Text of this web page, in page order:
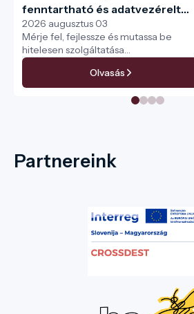
fenntartható és adatvezérelt
turisztikai menedzsment a teljes
turisztikai ökoszisztéma
számára
2026 augusztus 03
Mérje fel, fejlessze és mutassa be
hitelesen szolgáltatása
fenntarthatóságát
Olvasás
Partnereink